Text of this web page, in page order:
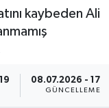
kaybeden Ali
08.07.2026 -
GÜNCELLEME